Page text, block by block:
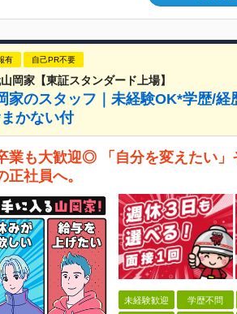
有 自己PR不要
岡家【東証スタンダード上場】
家のスタッフ｜未経験OK*学歴/
かない付
業も大歓迎◎ 「自分を変えたい
正社員へ。
未経験歓迎 学歴不問